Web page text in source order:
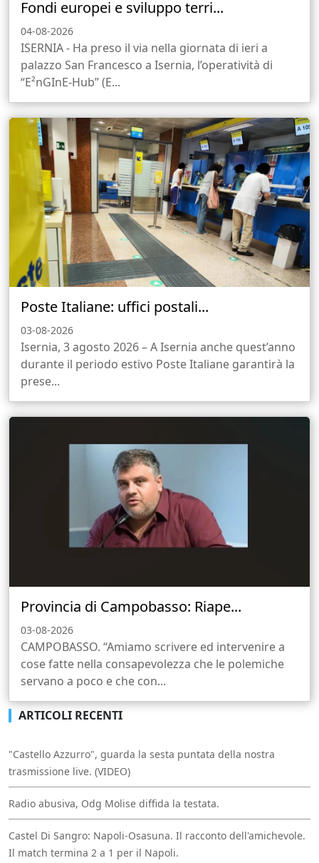
Fondi europei e sviluppo terri...
04-08-2026
ISERNIA - Ha preso il via nella giornata di ieri a
palazzo San Francesco a Isernia, l’operatività di
“E²nGInE-Hub” (E...
Poste Italiane: uffici postali...
03-08-2026
Isernia, 3 agosto 2026 – A Isernia anche quest’anno
durante il periodo estivo Poste Italiane garantirà la
prese...
Provincia di Campobasso: Riape...
03-08-2026
CAMPOBASSO. “Amiamo scrivere ed intervenire a
cose fatte nella consapevolezza che le polemiche
servano a poco e che con...
ARTICOLI RECENTI
"Castello Azzurro", guarda la sesta puntata della nostra
trasmissione live. (VIDEO)
Radio abusiva, Odg Molise diffida la testata.
Castel Di Sangro: Napoli-Osasuna. Il racconto dell'amichevole.
Il match termina 2 a 1 per il Napoli.